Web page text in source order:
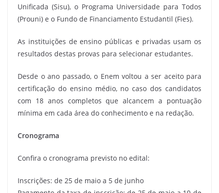
Unificada (Sisu), o Programa Universidade para Todos
(Prouni) e o Fundo de Financiamento Estudantil (Fies).
As instituições de ensino públicas e privadas usam os
resultados destas provas para selecionar estudantes.
Desde o ano passado, o Enem voltou a ser aceito para
certificação do ensino médio, no caso dos candidatos
com 18 anos completos que alcancem a pontuação
mínima em cada área do conhecimento e na redação.
Cronograma
Confira o cronograma previsto no edital:
Inscrições: de 25 de maio a 5 de junho